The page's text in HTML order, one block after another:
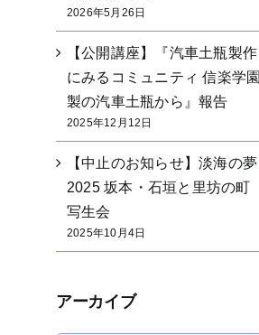
2026年5月26日
【公開講座】『汽車土瓶製作
にみるコミュニティ 信楽学園
製の汽車土瓶から』報告
2025年12月12日
【中止のお知らせ】淡海の夢
2025 坂本・石垣と里坊の町
写生会
2025年10月4日
アーカイブ